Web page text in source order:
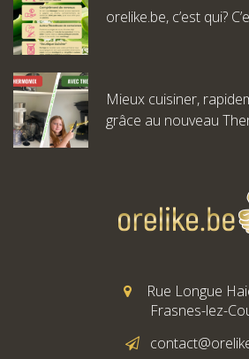
orelike.be, c’est qui?
Mieux cuisiner,
grâce au nouveau
Rue Longue
Frasnes-lez-